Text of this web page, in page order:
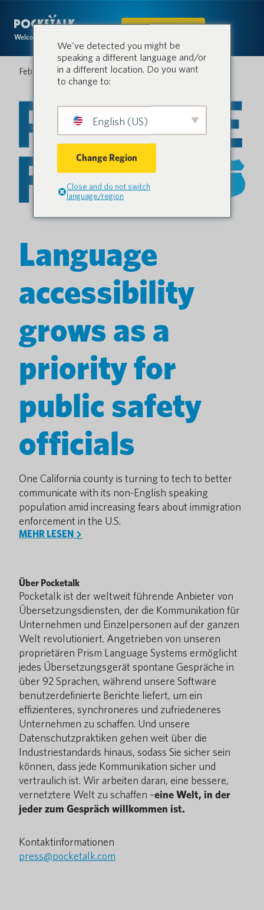
Welcome to the conversation.
IN DEN SHOP
Februar 26, 2026
Language
accessibility
grows as a
priority for
public safety
officials
One California county is turning to tech to better
communicate with its non-English speaking
population amid increasing fears about immigration
enforcement in the U.S.
MEHR LESEN
Über Pocketalk
Pocketalk ist der weltweit führende Anbieter von
Übersetzungsdiensten, der die Kommunikation für
Unternehmen und Einzelpersonen auf der ganzen
Welt revolutioniert. Angetrieben von unseren
proprietären Prism Language Systems ermöglicht
jedes Übersetzungsgerät spontane Gespräche in
über 92 Sprachen, während unsere Software
benutzerdefinierte Berichte liefert, um ein
effizienteres, synchroneres und zufriedeneres
Unternehmen zu schaffen. Und unsere
Datenschutzpraktiken gehen weit über die
Industriestandards hinaus, sodass Sie sicher sein
können, dass jede Kommunikation sicher und
vertraulich ist. Wir arbeiten daran, eine bessere,
vernetztere Welt zu schaffen –eine Welt, in der
jeder zum Gespräch willkommen ist.
Kontaktinformationen
press@pocketalk.com
We've detected you might be
speaking a different language and/or
in a different location. Do you want
to change to:
English (US)
Change Region
Close and do not switch
language/region